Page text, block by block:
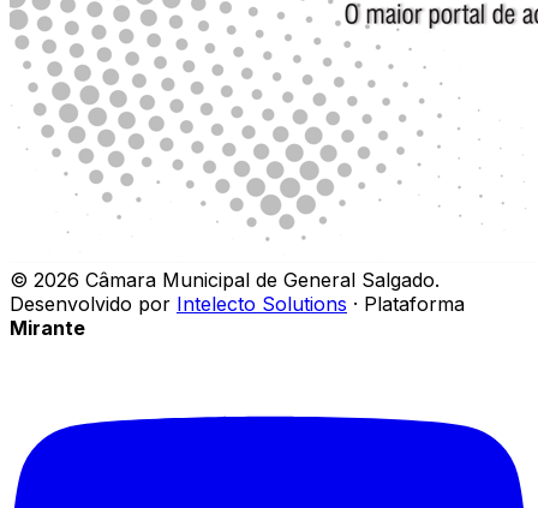
© 2026 Câmara Municipal de General Salgado.
Desenvolvido por Intelecto Solutions · Plataforma
Mirante